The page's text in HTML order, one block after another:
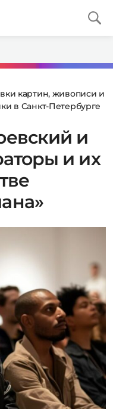
картин, живописи и
в Санкт-Петербурге
и
и их